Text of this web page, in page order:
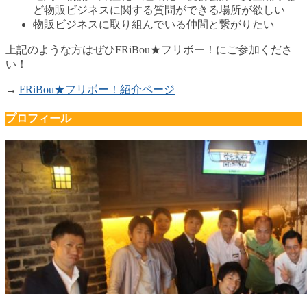
ど物販ビジネスに関する質問ができる場所が欲しい
物販ビジネスに取り組んでいる仲間と繋がりたい
上記のような方はぜひFRiBou★フリボー！にご参加くださ
い！
→ FRiBou★フリボー！紹介ページ
プロフィール